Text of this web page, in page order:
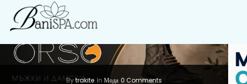
Bytrakite In Мода 0 Comments